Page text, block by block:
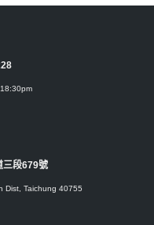
三段679號
Dist, Taichung 40755